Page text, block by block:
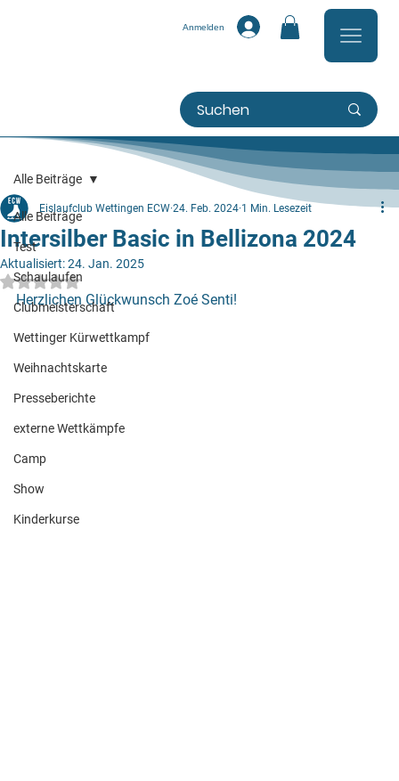
Anmelden
Alle Beiträge
Test
Schaulaufen
Clubmeisterschaft
Wettinger Kürwettkampf
Weihnachtskarte
Presseberichte
externe Wettkämpfe
Camp
Show
Kinderkurse
Alle Beiträge
Intersilber Basic in Bellizona 2024
Eislaufclub Wettingen ECW 24. Feb. 2024 1 Min. Lesezeit
Aktualisiert:24. Jan. 2025
Mit NaN von 5 Sternen bewertet.
Herzlichen Glückwunsch Zoé Senti!